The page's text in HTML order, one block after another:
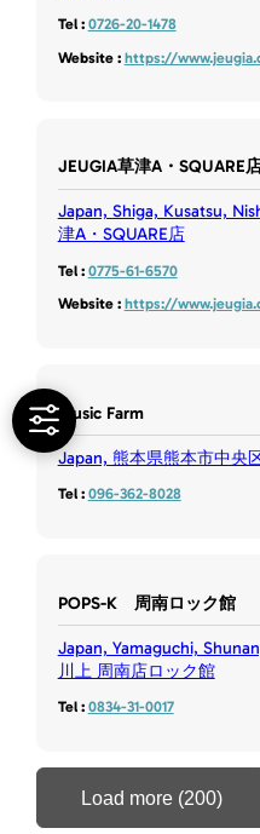
Tel : 0726-20-1478
Website : https://
JEUGIA草津A・SQUARE
Japan, Shiga, Kusatsu,
津A・SQUARE店
Tel : 0775-61-6570
Website : https://
Music Farm
Japan, 熊本県熊本市中央
Tel : 096-362-8028
POPS-K 周南ロック館
Japan, Yamaguchi,
川上 周南店ロック館
Tel : 0834-31-0017
Load more (200)